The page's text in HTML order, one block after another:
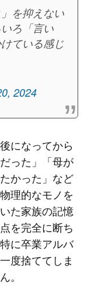
を抑えない
ろ「言い
ている感じ
2024
になってから
った」「母が
かった」など
理的なモノを
た家族の記憶
を完全に断ち
に卒業アルバ
度捨ててしま
。